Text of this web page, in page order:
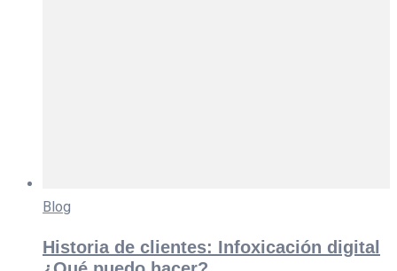
Blog
Historia de clientes: Infoxicación digital